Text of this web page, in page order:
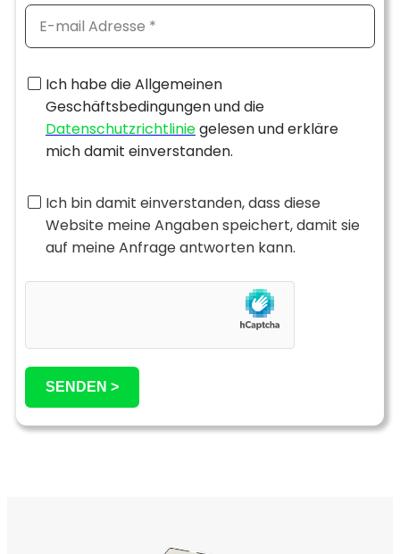
Ich habe die Allgemeinen
Geschäftsbedingungen und die
Datenschutzrichtliniegelesen und erkläre
mich damit einverstanden.
Ich bin damit einverstanden, dass diese
Website meine Angaben speichert, damit sie
auf meine Anfrage antworten kann.
SENDEN >